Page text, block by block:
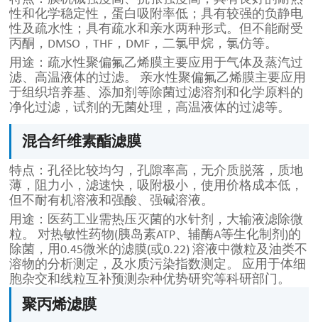
性和化学稳定性，蛋白吸附率低；具有较强的负静电
性及疏水性；具有疏水和亲水两种形式。但不能耐受
丙酮，DMSO，THF，DMF，二氯甲烷，氯仿等。
用途：疏水性聚偏氟乙烯膜主要应用于气体及蒸汽过
滤、高温液体的过滤。 亲水性聚偏氟乙烯膜主要应用
于组织培养基、添加剂等除菌过滤溶剂和化学原料的
净化过滤，试剂的无菌处理，高温液体的过滤等。
混合纤维素酯滤膜
特点：孔径比较均匀，孔隙率高，无介质脱落，质地
薄，阻力小，滤速快，吸附极小，使用价格成本低，
但不耐有机溶液和强酸、强碱溶液。
用途：医药工业需热压灭菌的水针剂，大输液滤除微
粒。 对热敏性药物(胰岛素ATP、辅酶A等生化制剂)的
除菌，用0.45微米的滤膜(或0.22) 溶液中微粒及油类不
溶物的分析测定，及水质污染指数测定。 应用于体细
胞杂交和线粒互补预测杂种优势研究等科研部门。
聚丙烯滤膜